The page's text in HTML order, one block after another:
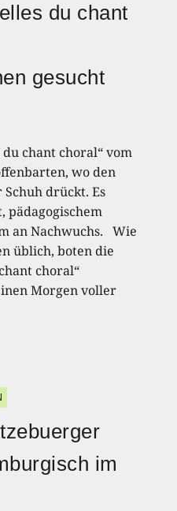
du chant
gesucht
du chant choral“ vom
wo den
drückt. Es
pädagogischem
an Nachwuchs. Wie
üblich, boten die
choral“
Morgen voller
im